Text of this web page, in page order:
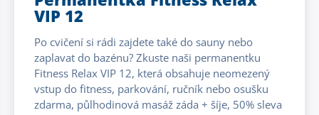
VIP 12
Po cvičení si rádi zajdete také do sauny nebo
zaplavat do bazénu? Zkuste naši permanentku
Fitness Relax VIP 12, která obsahuje neomezený
vstup do fitness, parkování, ručník nebo osušku
zdarma, půlhodinová masáž záda + šíje, 50% sleva